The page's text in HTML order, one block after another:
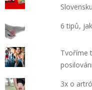
Slovensku
6 tipů,
Tvoříme
3x o